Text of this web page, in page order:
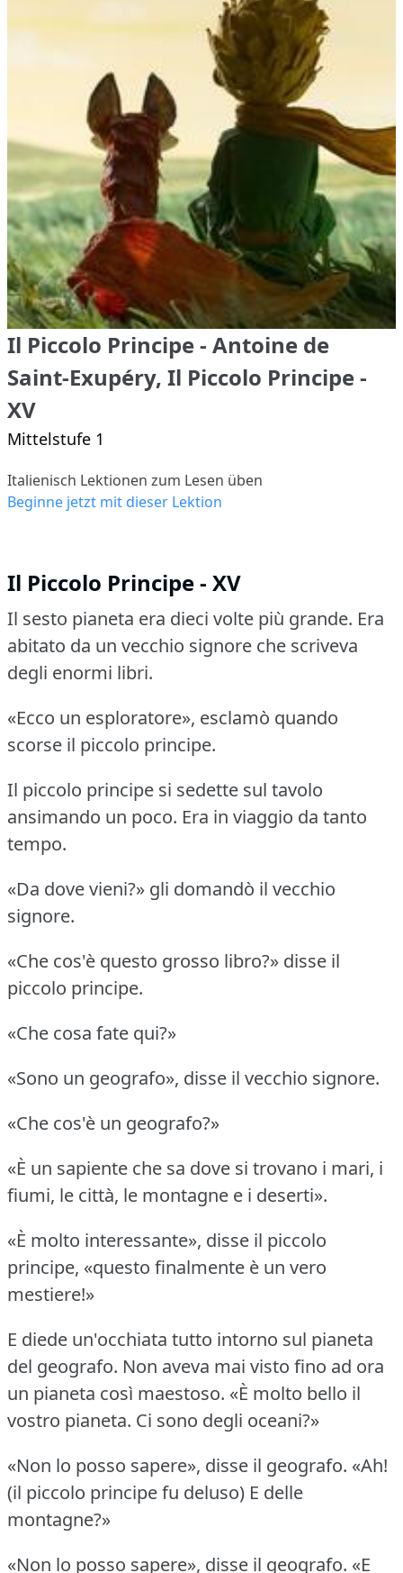
Il Piccolo Principe - Antoine de
Saint-Exupéry, Il Piccolo Principe -
XV
Mittelstufe 1
Italienisch Lektionen zum Lesen üben
Beginne jetzt mit dieser Lektion
Il Piccolo Principe - XV
Il sesto pianeta era dieci volte più grande. Era
abitato da un vecchio signore che scriveva
degli enormi libri.
«Ecco un esploratore», esclamò quando
scorse il piccolo principe.
Il piccolo principe si sedette sul tavolo
ansimando un poco. Era in viaggio da tanto
tempo.
«Da dove vieni?» gli domandò il vecchio
signore.
«Che cos'è questo grosso libro?» disse il
piccolo principe.
«Che cosa fate qui?»
«Sono un geografo», disse il vecchio signore.
«Che cos'è un geografo?»
«È un sapiente che sa dove si trovano i mari, i
fiumi, le città, le montagne e i deserti».
«È molto interessante», disse il piccolo
principe, «questo finalmente è un vero
mestiere!»
E diede un'occhiata tutto intorno sul pianeta
del geografo. Non aveva mai visto fino ad ora
un pianeta così maestoso. «È molto bello il
vostro pianeta. Ci sono degli oceani?»
«Non lo posso sapere», disse il geografo. «Ah!
(il piccolo principe fu deluso) E delle
montagne?»
«Non lo posso sapere», disse il geografo. «E